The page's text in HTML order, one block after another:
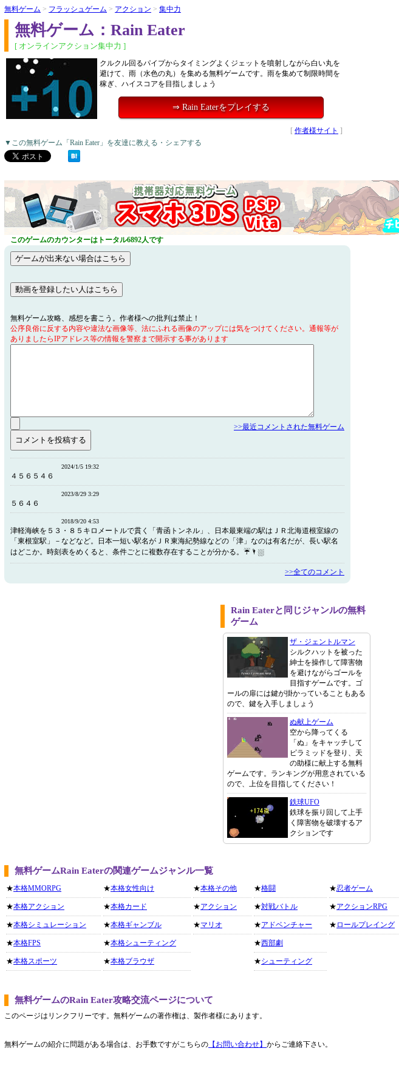
無料ゲーム > フラッシュゲーム > アクション > 集中力
無料ゲーム：Rain Eater
[ オンラインアクション集中力 ]
クルクル回るパイプからタイミングよくジェットを噴射しながら白い丸を
避けて、雨（水色の丸）を集める無料ゲームです。雨を集めて制限時間を
稼ぎ、ハイスコアを目指しましょう
⇒ Rain Eaterをプレイする
[ 作者様サイト ]
▼この無料ゲーム「Rain Eater」を友達に教える・シェアする
このゲームのカウンターはトータル6892人です
無料ゲーム攻略、感想を書こう。作者様への批判は禁止！
公序良俗に反する内容や違法な画像等、法にふれる画像のアップには気をつけてください。通報等が
ありましたらIPアドレス等の情報を警察まで開示する事があります
>>最近コメントされた無料ゲーム
2024/1/5 19:32
４５６５４６
2023/8/29 3:29
５６４６
2018/9/20 4:53
津軽海峡を５３・８５キロメートルで貫く「青函トンネル」、日本最東端の駅はＪＲ北海道根室線の
「東根室駅」－などなど。日本一短い駅名がＪＲ東海紀勢線などの「津」なのは有名だが、長い駅名
はどこか。時刻表をめくると、条件ごとに複数存在することが分かる。☔🌂⛆
>>全てのコメント
Rain Eaterと同じジャンルの無料
ゲーム
ザ・ジェントルマン
シルクハットを被った
紳士を操作して障害物
を避けながらゴールを
目指すゲームです。ゴ
ールの扉には鍵が掛かっていることもある
ので、鍵を入手しましょう
ぬ献上ゲーム
空から降ってくる
「ぬ」をキャッチして
ピラミッドを登り、天
の助様に献上する無料
ゲームです。ランキングが用意されている
ので、上位を目指してください！
鉄球UFO
鉄球を振り回して上手
く障害物を破壊するア
クションです
無料ゲームRain Eaterの関連ゲームジャンル一覧
★本格MMORPG
★本格アクション
★本格シミュレーション
★本格FPS
★本格スポーツ
★本格女性向け
★本格カード
★本格ギャンブル
★本格シューティング
★本格ブラウザ
★本格その他
★アクション
★マリオ
★格闘
★対戦バトル
★アドベンチャー
★西部劇
★シューティング
★忍者ゲーム
★アクションRPG
★ ロールプレイング
無料ゲームのRain Eater攻略交流ページについて
このページはリンクフリーです。無料ゲームの著作権は、製作者様にあります。
無料ゲームの紹介に問題がある場合は、お手数ですがこちらの 【お問い合わせ】 からご連絡下さい。